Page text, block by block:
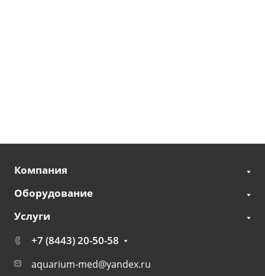
Компания
Оборудование
Услуги
+7 (8443) 20-50-58
aquarium-med@yandex.ru